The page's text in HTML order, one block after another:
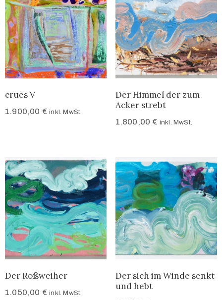
crues V
1.900,00 € inkl. MwSt.
Der Himmel der zum
Acker strebt
1.800,00 € inkl. MwSt.
Der Roßweiher
1.050,00 € inkl. MwSt.
Der sich im Winde senkt
und hebt